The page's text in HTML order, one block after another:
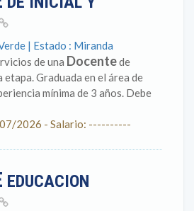
| Estado : Miranda
de una Docentede
Graduada en el área de
mínima de 3 años. Debe
2026 - Salario: ----------
EDUCACION